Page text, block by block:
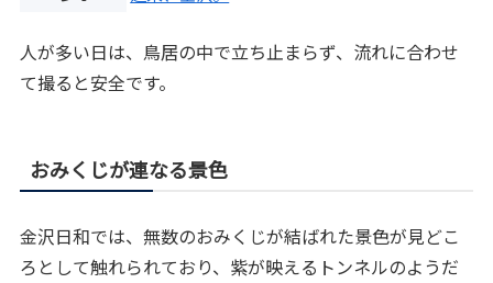
人が多い日は、鳥居の中で立ち止まらず、流れに合わせ
て撮ると安全です。
おみくじが連なる景色
金沢日和では、無数のおみくじが結ばれた景色が見どこ
ろとして触れられており、紫が映えるトンネルのようだ